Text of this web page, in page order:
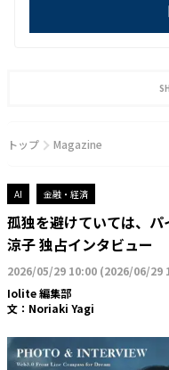
トップ Magazine
AI 金融・経済
孤独を避けていては、
涼子 独占インタビュー
2026/05/29 10:00 (2026/06/29
Iolite 編集部
文： Noriaki Yagi